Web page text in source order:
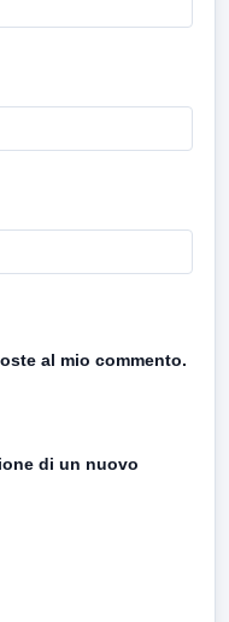
al mio commento.
di un nuovo